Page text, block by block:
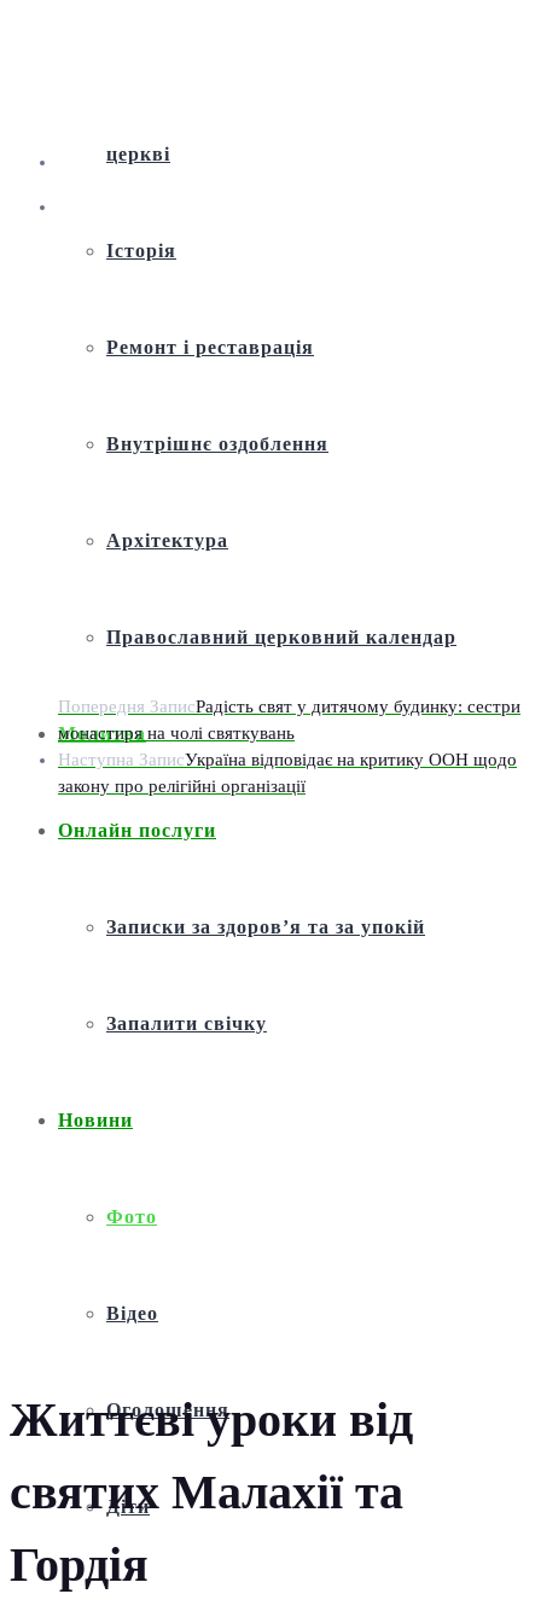
церкві
Історія
Ремонт і реставрація
Внутрішнє оздоблення
Архітектура
Православний церковний календар
Молитва
Онлайн послуги
Записки за здоров’я та за упокій
Запалити свічку
Новини
Фото
Відео
Оголошення
Діти
Життєві уроки від
святих Малахії та
Гордія
Попередня ЗаписРадість свят у дитячому будинку: сестри
монастиря на чолі святкувань
Наступна ЗаписУкраїна відповідає на критику ООН щодо
закону про релігійні організації